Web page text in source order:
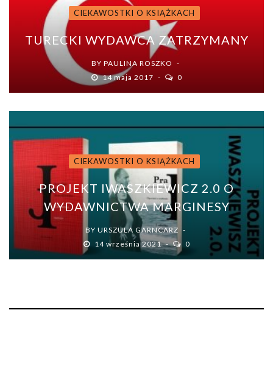
CIEKAWOSTKI O KSIĄŻKACH
TURECKI WYDAWCA ZATRZYMANY
BY PAULINA ROSZKO
14 maja 2017
0
CIEKAWOSTKI O KSIĄŻKACH
PROJEKT IWASZKIEWICZ 2.0 O
WYDAWNICTWA MARGINESY
BY URSZULA GARNCARZ
14 września 2021
0